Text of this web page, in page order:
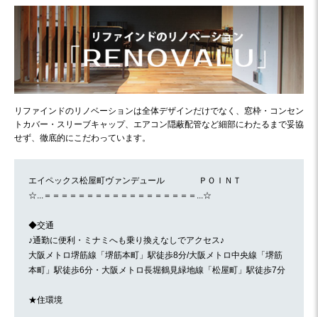
リファインドのリノベーションは全体デザインだけでなく、窓枠・コンセン
トカバー・スリーブキャップ、エアコン隠蔽配管など細部にわたるまで妥協
せず、徹底的にこだわっています。
エイペックス松屋町ヴァンデュール ＰＯＩＮＴ
☆...＝＝＝＝＝＝＝＝＝＝＝＝＝＝＝＝＝＝...☆
◆交通
♪通勤に便利・ミナミへも乗り換えなしでアクセス♪
大阪メトロ堺筋線「堺筋本町」駅徒歩8分/大阪メトロ中央線「堺筋
本町」駅徒歩6分・大阪メトロ長堀鶴見緑地線「松屋町」駅徒歩7分
★住環境